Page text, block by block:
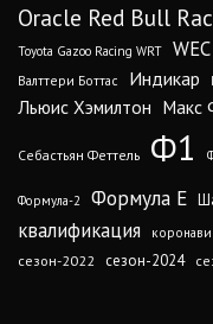
Oracle Red Bull
Toyota Gazoo Racing WRT WEC
Валттери Боттас
Индикар
Льюис Хэмилтон Макс
Себастьян Феттель Ф1
Формула-2 Формула Е
квалификация
сезон-2022 сезон-2024